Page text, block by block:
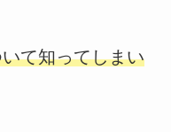
て知ってしまい